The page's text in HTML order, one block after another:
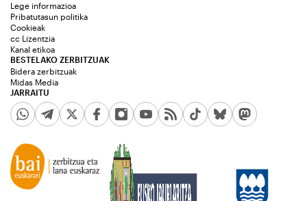
JARRAITU
Lege informazioa
Pribatutasun politika
Cookieak
cc Lizentzia
Kanal etikoa
BESTELAKO ZERBITZUAK
Bidera zerbitzuak
Midas Media